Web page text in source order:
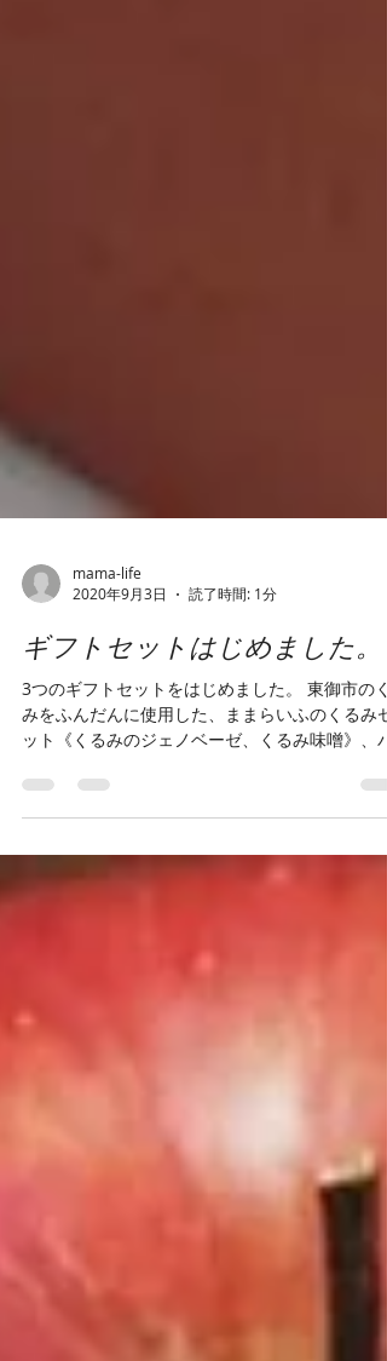
mama-life
2020年9月3日
読了時間: 1分
ギフトセットはじめました。
3つのギフトセットをはじめました。 東御市のく
みをふんだんに使用した、ままらいふのくるみセ
ジル・りんごバターセット《くるみのジェノベー
ゼと紅玉りんごバター》、りんごバター・くるみ
味噌セット《紅玉りんごバターとくるみ味噌》...